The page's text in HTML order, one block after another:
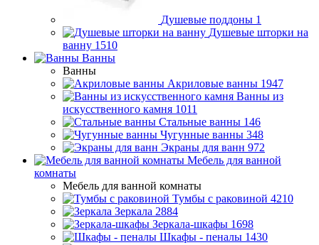
Душевые поддоны 1
Душевые шторки на
ванну 1510
Ванны
Ванны
Акриловые ванны 1947
Ванны из
искусственного камня 1011
Стальные ванны 146
Чугунные ванны 348
Экраны для ванн 972
Мебель для ванной
комнаты
Мебель для ванной комнаты
Тумбы с раковиной 4210
Зеркала 2884
Зеркала-шкафы 1698
Шкафы - пеналы 1430